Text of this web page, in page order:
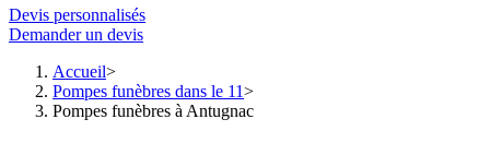
Devis personnalisés
Demander un devis
Accueil
Pompes funèbres dans le 11
Pompes funèbres à Antugnac